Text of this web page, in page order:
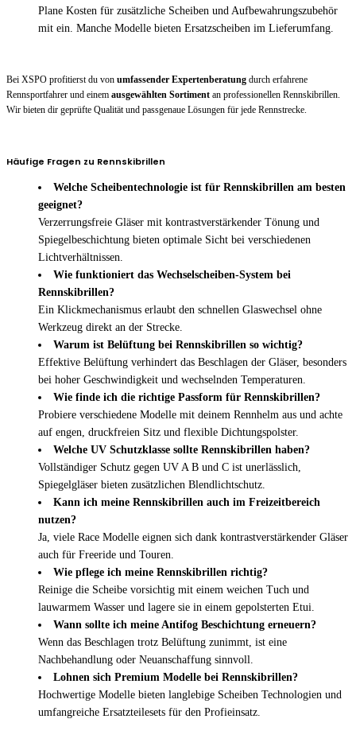
Plane Kosten für zusätzliche Scheiben und Aufbewahrungszubehör
mit ein. Manche Modelle bieten Ersatzscheiben im Lieferumfang.
Bei XSPO profitierst du von umfassender Expertenberatung durch erfahrene
Rennsportfahrer und einem ausgewählten Sortiment an professionellen Rennskibrillen.
Wir bieten dir geprüfte Qualität und passgenaue Lösungen für jede Rennstrecke.
Häufige Fragen zu Rennskibrillen
Welche Scheibentechnologie ist für Rennskibrillen am besten
geeignet?
Verzerrungsfreie Gläser mit kontrastverstärkender Tönung und
Spiegelbeschichtung bieten optimale Sicht bei verschiedenen
Lichtverhältnissen.
Wie funktioniert das Wechselscheiben-System bei
Rennskibrillen?
Ein Klickmechanismus erlaubt den schnellen Glaswechsel ohne
Werkzeug direkt an der Strecke.
Warum ist Belüftung bei Rennskibrillen so wichtig?
Effektive Belüftung verhindert das Beschlagen der Gläser, besonders
bei hoher Geschwindigkeit und wechselnden Temperaturen.
Wie finde ich die richtige Passform für Rennskibrillen?
Probiere verschiedene Modelle mit deinem Rennhelm aus und achte
auf engen, druckfreien Sitz und flexible Dichtungspolster.
Welche UV Schutzklasse sollte Rennskibrillen haben?
Vollständiger Schutz gegen UV A B und C ist unerlässlich,
Spiegelgläser bieten zusätzlichen Blendlichtschutz.
Kann ich meine Rennskibrillen auch im Freizeitbereich
nutzen?
Ja, viele Race Modelle eignen sich dank kontrastverstärkender Gläser
auch für Freeride und Touren.
Wie pflege ich meine Rennskibrillen richtig?
Reinige die Scheibe vorsichtig mit einem weichen Tuch und
lauwarmem Wasser und lagere sie in einem gepolsterten Etui.
Wann sollte ich meine Antifog Beschichtung erneuern?
Wenn das Beschlagen trotz Belüftung zunimmt, ist eine
Nachbehandlung oder Neuanschaffung sinnvoll.
Lohnen sich Premium Modelle bei Rennskibrillen?
Hochwertige Modelle bieten langlebige Scheiben Technologien und
umfangreiche Ersatzteilesets für den Profieinsatz.